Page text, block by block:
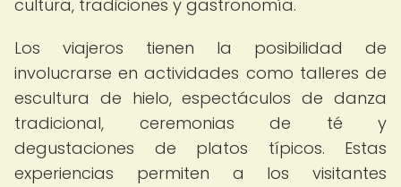
cultura, tradiciones y gastronomía.
Los viajeros tienen la posibilidad de
involucrarse en actividades como talleres de
escultura de hielo, espectáculos de danza
tradicional, ceremonias de té y
degustaciones de platos típicos. Estas
experiencias permiten a los visitantes